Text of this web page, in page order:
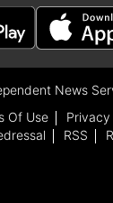
Advertisement
News
Of Use Privacy
RSS